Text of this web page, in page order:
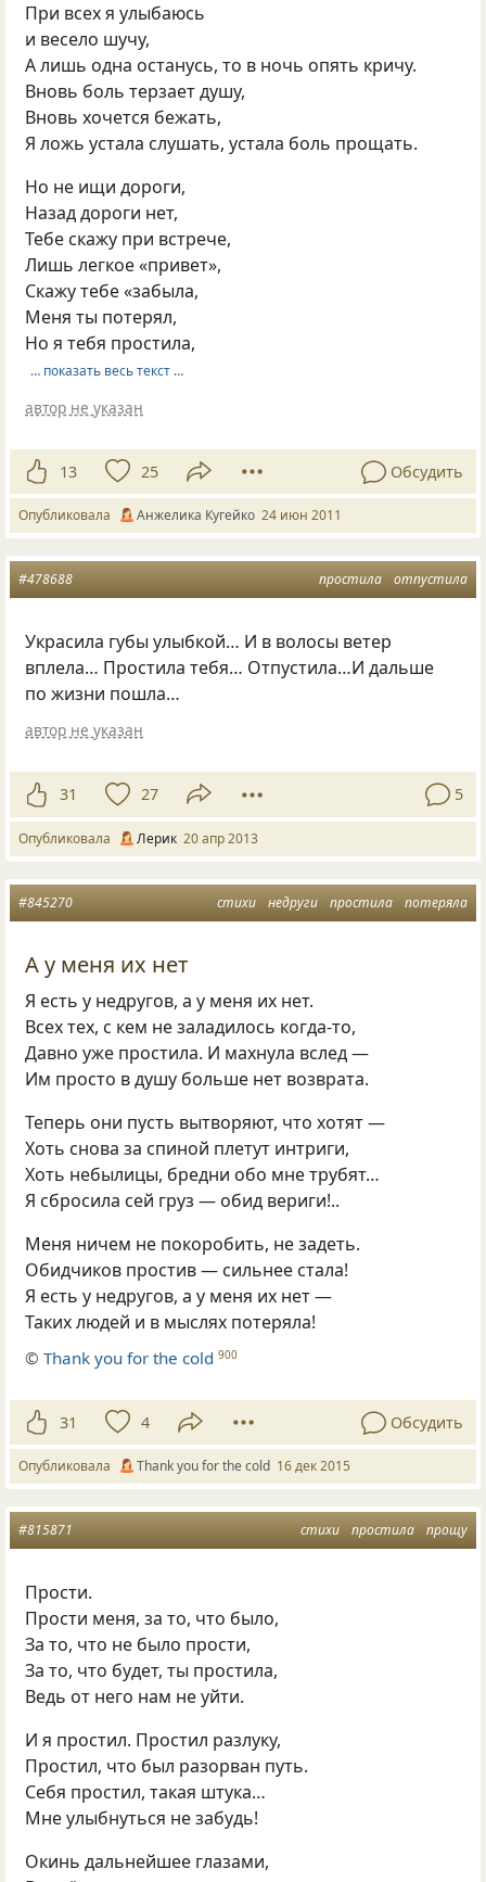
При всех я улыбаюсь
и весело шучу,
А лишь одна останусь, то в ночь опять кричу.
Вновь боль терзает душу,
Вновь хочется бежать,
Я ложь устала слушать, устала боль прощать.
Но не ищи дороги,
Назад дороги нет,
Тебе скажу при встрече,
Лишь легкое «привет»,
Скажу тебе «забыла,
Меня ты потерял,
Но я тебя простила,
… показать весь текст …
автор не указан
13 25 Обсудить
Опубликовала Анжелика Кугейко 24 июн 2011
простила отпустила
#478688
Украсила губы улыбкой… И в волосы ветер
вплела… Простила тебя… Отпустила…И дальше
по жизни пошла…
автор не указан
31 27 5
Опубликовала Лерик 20 апр 2013
стихи недруги простила потеряла
#845270
А у меня их нет
Я есть у недругов, а у меня их нет.
Всех тех, с кем не заладилось когда-то,
Давно уже простила. И махнула вслед —
Им просто в душу больше нет возврата.
Теперь они пусть вытворяют, что хотят —
Хоть снова за спиной плетут интриги,
Хоть небылицы, бредни обо мне трубят…
Я сбросила сей груз — обид вериги!..
Меня ничем не покоробить, не задеть.
Обидчиков простив — сильнее стала!
Я есть у недругов, а у меня их нет —
Таких людей и в мыслях потеряла!
©Thank you for the cold 900
31 4 Обсудить
Опубликовала Thank you for the cold 16 дек 2015
стихи простила прощу
#815871
Прости.
Прости меня, за то, что было,
За то, что не было прости,
За то, что будет, ты простила,
Ведь от него нам не уйти.
И я простил. Простил разлуку,
Простил, что был разорван путь.
Себя простил, такая штука…
Мне улыбнуться не забудь!
Окинь дальнейшее глазами,